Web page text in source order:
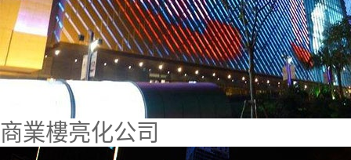
商業樓亮化公司